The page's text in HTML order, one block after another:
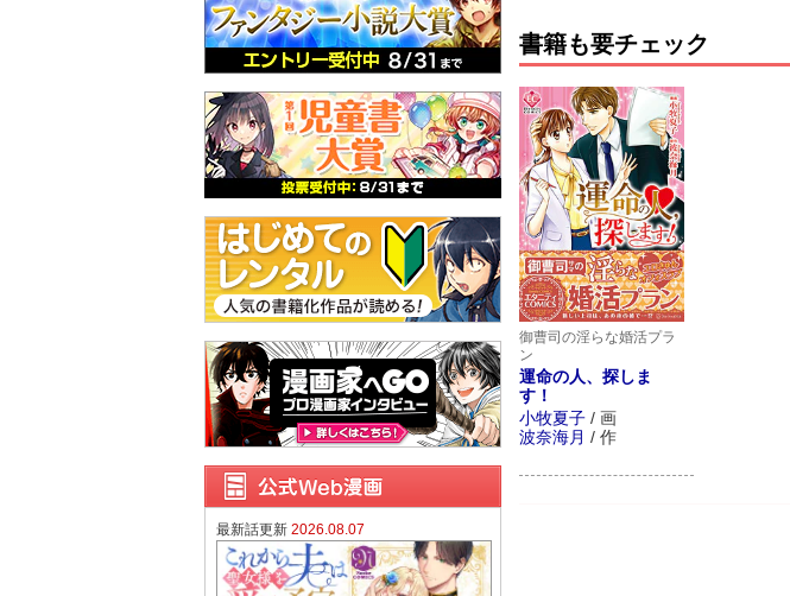
書籍も要チェック
御曹司の淫らな婚活プラ
ン
運命の人、探しま
す！
小牧夏子 / 画
波奈海月 / 作
最新話更新 2026.08.07